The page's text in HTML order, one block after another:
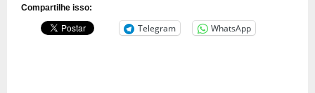
Compartilhe isso:
Telegram WhatsApp